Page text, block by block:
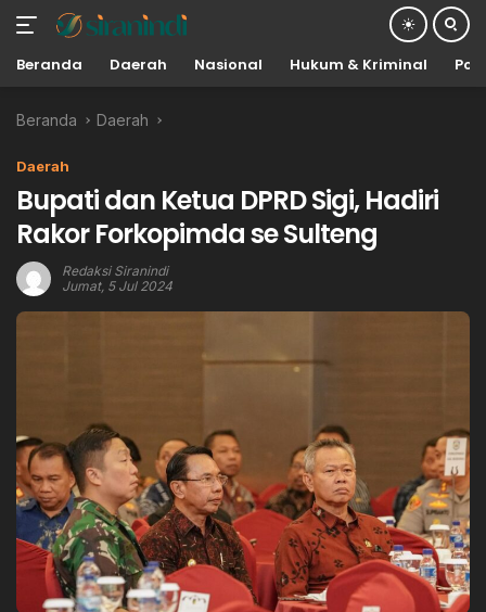
Beranda Daerah Nasional Hukum & Kriminal
Beranda Daerah
Daerah
Bupati dan Ketua DPRD Sigi, Hadiri
Rakor Forkopimda se Sulteng
Redaksi Siranindi
Jumat, 5 Jul 2024